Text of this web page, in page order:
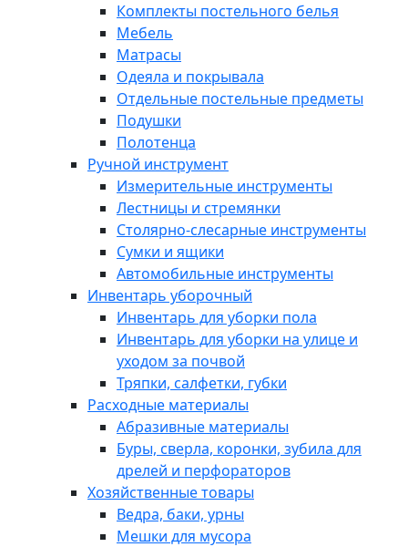
Комплекты постельного белья
Мебель
Матрасы
Одеяла и покрывала
Отдельные постельные предметы
Подушки
Полотенца
Ручной инструмент
Измерительные инструменты
Лестницы и стремянки
Столярно-слесарные инструменты
Сумки и ящики
Автомобильные инструменты
Инвентарь уборочный
Инвентарь для уборки пола
Инвентарь для уборки на улице и
уходом за почвой
Тряпки, салфетки, губки
Расходные материалы
Абразивные материалы
Буры, сверла, коронки, зубила для
дрелей и перфораторов
Хозяйственные товары
Ведра, баки, урны
Мешки для мусора